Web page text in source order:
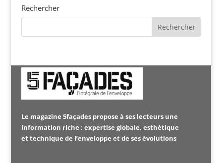
Rechercher
Le magazine 5façades propose à ses lecteurs une
information riche : expertise globale, esthétique
et technique de l’enveloppe et de ses évolutions